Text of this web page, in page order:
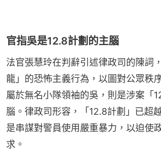
官指吳是12.8計劃的主腦
法官張慧玲在判辭引述律政司的陳詞
龍」的恐怖主義行為，以圖對公眾秩
屬於無名小隊領袖的吳，則是涉案「
腦。律政司形容，「12.8計劃」已超
是串謀對警員使用嚴重暴力，以迫使
求。